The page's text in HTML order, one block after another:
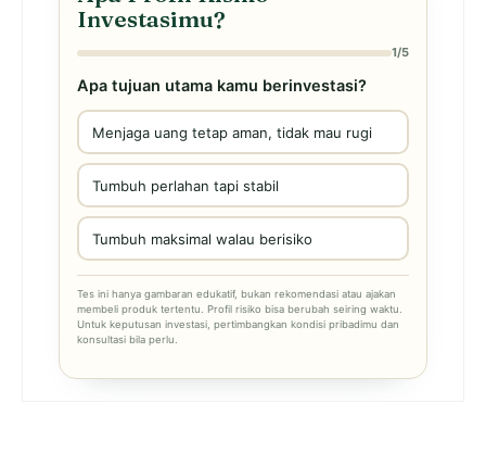
Investasimu?
1/5
Apa tujuan utama kamu berinvestasi?
Menjaga uang tetap aman, tidak mau rugi
Tumbuh perlahan tapi stabil
Tumbuh maksimal walau berisiko
Tes ini hanya gambaran edukatif, bukan rekomendasi atau ajakan
membeli produk tertentu. Profil risiko bisa berubah seiring waktu.
Untuk keputusan investasi, pertimbangkan kondisi pribadimu dan
konsultasi bila perlu.